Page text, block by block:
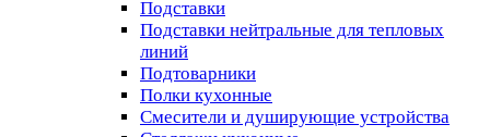
Подставки
Подставки нейтральные для тепловых
линий
Подтоварники
Полки кухонные
Смесители и душирующие устройства